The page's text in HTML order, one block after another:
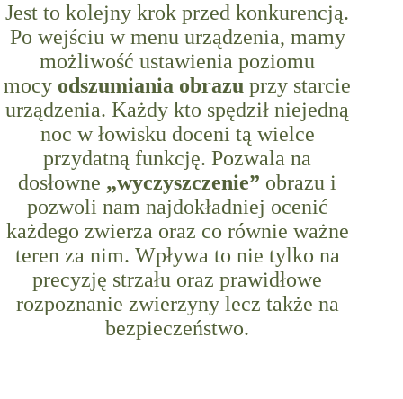
Jest to kolejny krok przed konkurencją.
Po wejściu w menu urządzenia, mamy
możliwość ustawienia poziomu
mocy odszumiania obrazu przy starcie
urządzenia. Każdy kto spędził niejedną
noc w łowisku doceni tą wielce
przydatną funkcję. Pozwala na
dosłowne „wyczyszczenie” obrazu i
pozwoli nam najdokładniej ocenić
każdego zwierza oraz co równie ważne
teren za nim. Wpływa to nie tylko na
precyzję strzału oraz prawidłowe
rozpoznanie zwierzyny lecz także na
bezpieczeństwo.